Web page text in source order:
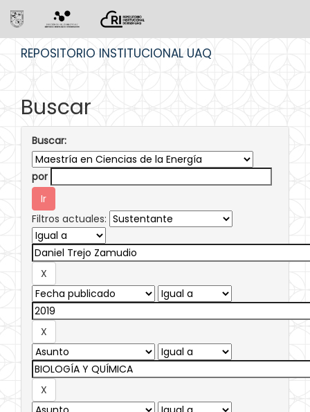
REPOSITORIO INSTITUCIONAL UAQ
Buscar
Buscar:
por
Filtros actuales: